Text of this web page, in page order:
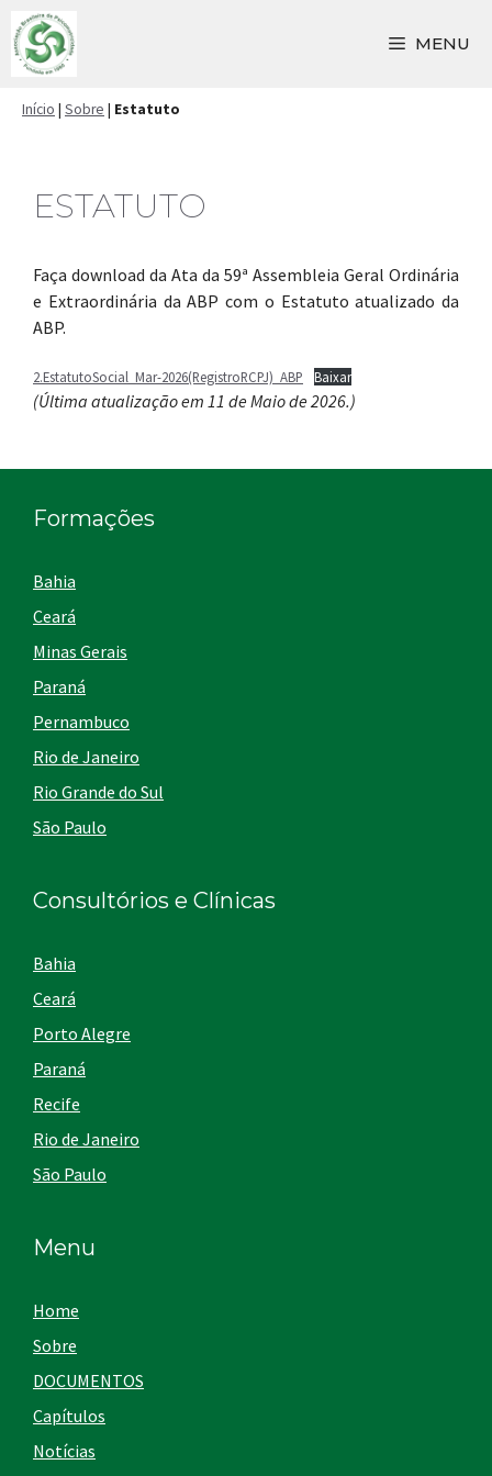
Pular
para
MENU
Início | Sobre | Estatuto
ESTATUTO
Faça download da Ata da 59ª Assembleia Geral Ordinária
e Extraordinária da ABP com o Estatuto atualizado da
ABP.
2.EstatutoSocial_Mar-2026(RegistroRCPJ)_ABP Baixar
(Última atualização em 11 de Maio de 2026.)
Formações
Bahia
Ceará
Minas Gerais
Paraná
Pernambuco
Rio de Janeiro
Rio Grande do Sul
São Paulo
Consultórios e Clínicas
Bahia
Ceará
Porto Alegre
Paraná
Recife
Rio de Janeiro
São Paulo
Menu
Home
Sobre
DOCUMENTOS
Capítulos
Notícias